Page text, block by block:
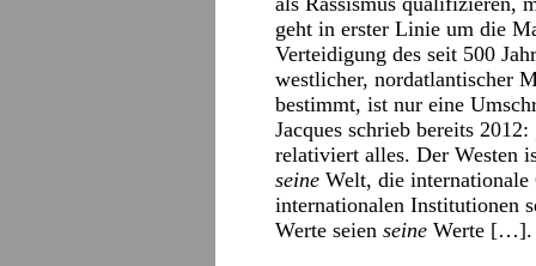
geht in erster Linie um die
Verteidigung des seit 500
westlicher, nordatlantischer
bestimmt, ist nur eine
Jacques schrieb bereits
relativiert alles. Der Westen
seine Welt, die
internationalen Institutionen
Werte seien seine Werte […].